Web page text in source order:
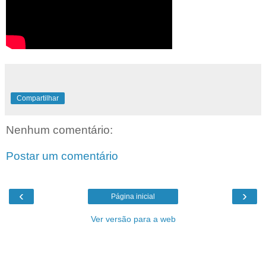
Compartilhar
Nenhum comentário:
Postar um comentário
‹ ›
Página inicial
Ver versão para a web